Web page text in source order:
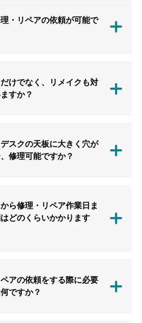
・リペアの依頼が可能で
けでなく、リメイクも対
すか？
スクの天板に大きく穴が
修理可能ですか？
ら修理・リペア作業日ま
どのくらいかかります
アの依頼をする際に必要
ですか？